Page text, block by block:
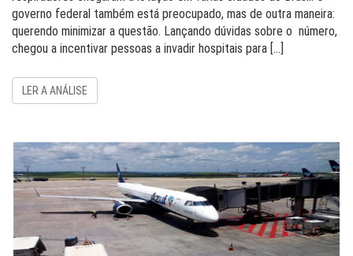
governo federal também está preocupado, mas de outra maneira:
querendo minimizar a questão. Lançando dúvidas sobre o número,
chegou a incentivar pessoas a invadir hospitais para […]
LER A ANÁLISE